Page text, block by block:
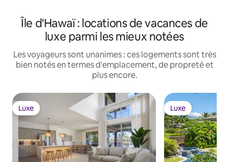
Île d'Hawaï : locations de vacances de
luxe parmi les mieux notées
Les voyageurs sont unanimes : ces logements sont très
bien notés en termes d'emplacement, de propreté et
plus encore.
Luxe
Luxe Luxe
Luxe